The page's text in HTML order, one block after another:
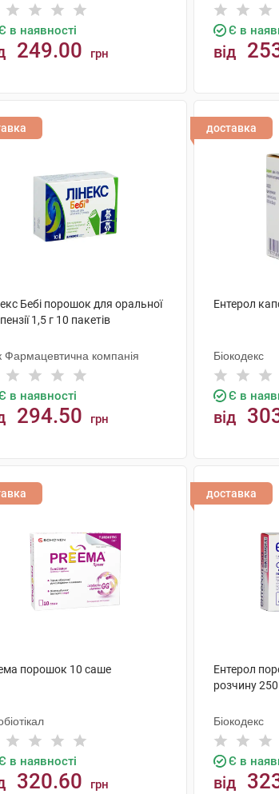
в наявності
249.00 грн
Є в
від
Бебі порошок для оральної
1,5 г 10 пакетів
Фармацевтична компанія
в наявності
294.50 грн
доставка
Ентерол
Біокодекс
Є в
від
порошок 10 саше
в наявності
320.60 грн
доставка
Ентерол
розчину
Біокодекс
Є в
від